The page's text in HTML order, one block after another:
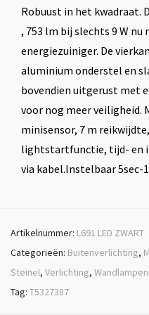
Robuust in het kwadraat.
, 753 lm bij slechts 9 W
energiezuiniger. De
aluminium onderstel en
bovendien uitgerust met
voor nog meer veiligheid.
minisensor, 7 m
lightstartfunctie, tijd- en
via kabel.Instelbaar 5sec-
Artikelnummer: L691 LED ZWART
Categorieën: Buitenverlichting,
Steinel, Verlichting, Wandlampen
Tag: T5327387